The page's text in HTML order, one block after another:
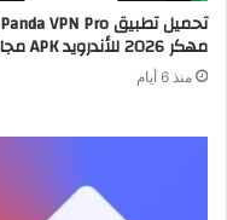
تحميل تطبيق Panda VPN Pro
مهكر 2026 للأندرويد APK مجاناً
منذ 6 أيام